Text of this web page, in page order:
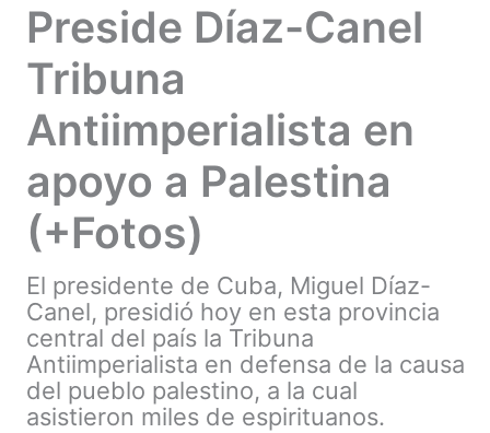
Preside Díaz-Canel
Tribuna
Antiimperialista en
apoyo a Palestina
(+Fotos)
El presidente de Cuba, Miguel Díaz-
Canel, presidió hoy en esta provincia
central del país la Tribuna
Antiimperialista en defensa de la causa
del pueblo palestino, a la cual
asistieron miles de espirituanos.